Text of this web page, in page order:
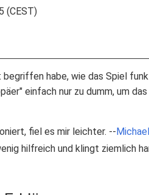
(CEST)
habe, wie das Spiel
einfach nur zu dumm, um
fiel es mir leichter. --
hilfreich und klingt ziemlich